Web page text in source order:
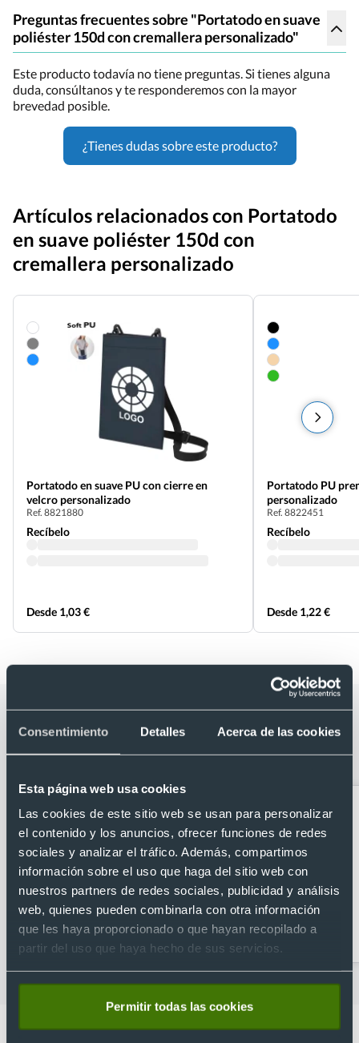
Consentimiento Detalles Acerca de las cookies
Esta página web usa cookies
Las cookies de este sitio web se usan para personalizar
el contenido y los anuncios, ofrecer funciones de redes
sociales y analizar el tráfico. Además, compartimos
información sobre el uso que haga del sitio web con
nuestros partners de redes sociales, publicidad y análisis
web, quienes pueden combinarla con otra información
que les haya proporcionado o que hayan recopilado a
partir del uso que haya hecho de sus servicios.
Permitir todas las cookies
Preguntas frecuentes sobre "Portatodo en suave
poliéster 150d con cremallera personalizado"
Este producto todavía no tiene preguntas. Si tienes alguna
duda, consúltanos y te responderemos con la mayor
brevedad posible.
¿Tienes dudas sobre este producto?
Artículos relacionados con Portatodo
en suave poliéster 150d con
cremallera personalizado
Portatodo en suave PU con cierre en
velcro personalizado
Ref. 8821880
Recíbelo
Desde 1,03 €
Portatodo PU
personalizado
Ref. 8822451
Recíbelo
Desde 1,22 €
Categorías relacionadas con
Portatodo en suave poliéster 150d
con cremallera personalizado
Accesorios de viaje
Antifaces para dormir
personalizados